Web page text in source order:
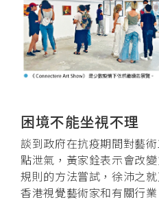
困境不能坐視不理
談到政府在抗疫期間對藝
點泄氣，黃家銓表示會改
規則的方法嘗試，徐沛之
香港視覺藝術家和有關行